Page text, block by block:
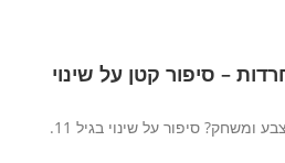
– סיפור קטן על שינוי
מה קורה כשנותנים לפחד שם, צבע ומשחק? סיפור על שינוי בגיל 11.